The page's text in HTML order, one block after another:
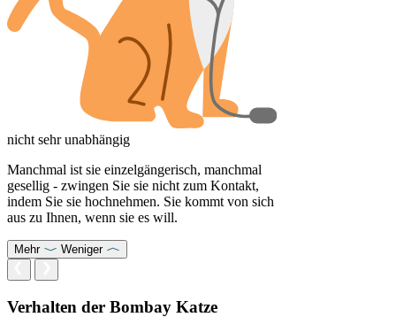
nicht sehr unabhängig
Manchmal ist sie einzelgängerisch, manchmal
gesellig - zwingen Sie sie nicht zum Kontakt,
indem Sie sie hochnehmen. Sie kommt von sich
aus zu Ihnen, wenn sie es will.
Mehr Weniger
Verhalten der Bombay Katze